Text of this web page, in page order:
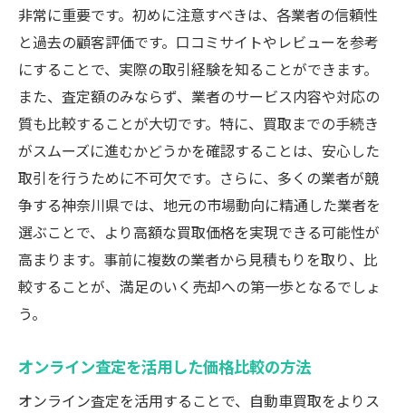
非常に重要です。初めに注意すべきは、各業者の信頼性
と過去の顧客評価です。口コミサイトやレビューを参考
にすることで、実際の取引経験を知ることができます。
また、査定額のみならず、業者のサービス内容や対応の
質も比較することが大切です。特に、買取までの手続き
がスムーズに進むかどうかを確認することは、安心した
取引を行うために不可欠です。さらに、多くの業者が競
争する神奈川県では、地元の市場動向に精通した業者を
選ぶことで、より高額な買取価格を実現できる可能性が
高まります。事前に複数の業者から見積もりを取り、比
較することが、満足のいく売却への第一歩となるでしょ
う。
オンライン査定を活用した価格比較の方法
オンライン査定を活用することで、自動車買取をよりス